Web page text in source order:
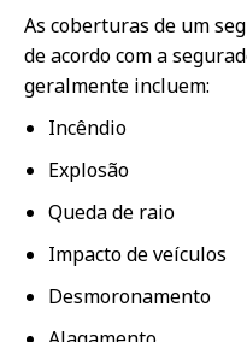
As coberturas de um
de acordo com a
geralmente incluem:
Incêndio
Explosão
Queda de raio
Impacto de veículos
Desmoronamento